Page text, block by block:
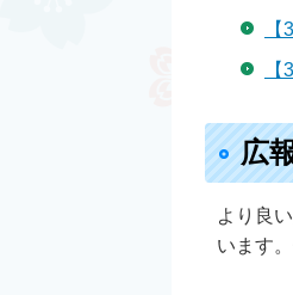
広
より良
います